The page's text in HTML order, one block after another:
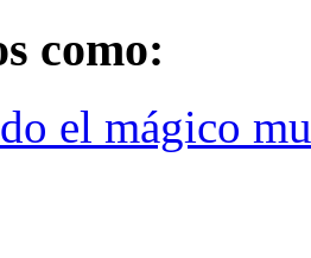
como:
el mágico